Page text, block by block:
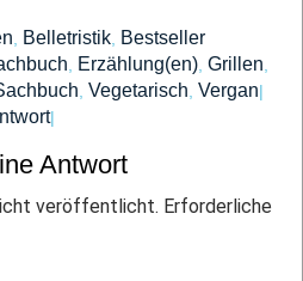
Belletristik Bestseller
Erzählung(en) Grillen
Vegetarisch Vergan|
|
Antwort
veröffentlicht. Erforderliche